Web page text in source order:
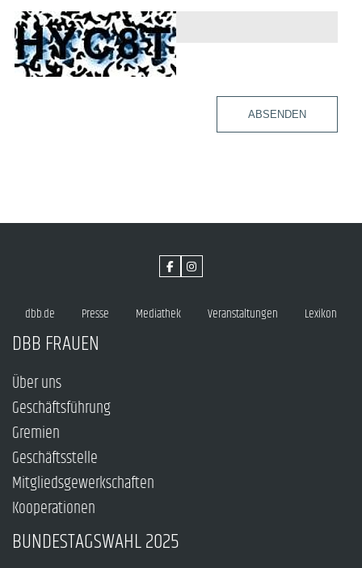
ABSENDEN
dbb.de Presse Mediathek Veranstaltungen Lexikon
DBB FRAUEN
Über uns
Geschäftsführung
Gremien
Geschäftsstelle
Mitgliedsgewerkschaften
Kooperationen
BUNDESTAGSWAHL 2025